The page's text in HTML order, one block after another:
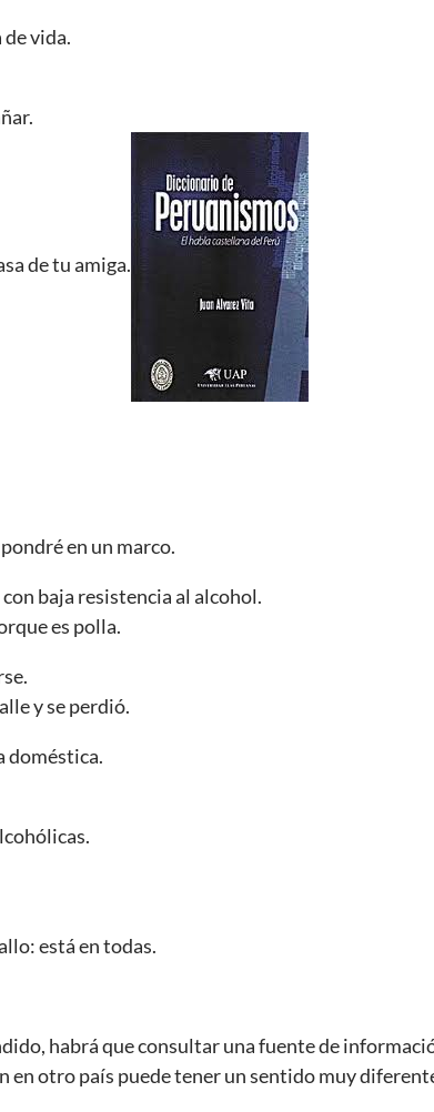
vida.
de tu amiga.
en un marco.
baja resistencia al alcohol.
es polla.
y se perdió.
está en todas.
habrá que consultar una fuente de
en otro país puede tener un sentido muy